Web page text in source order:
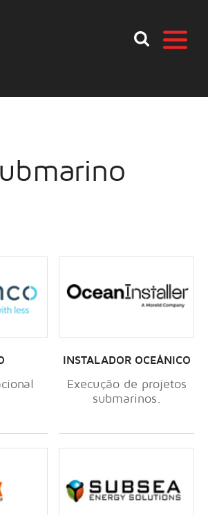
INSTALADOR OCEÂNICO
Execução de projetos
submarinos.